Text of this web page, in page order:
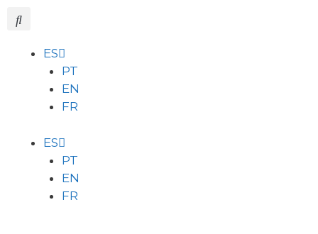
ES
PT
EN
FR
ES
PT
EN
FR